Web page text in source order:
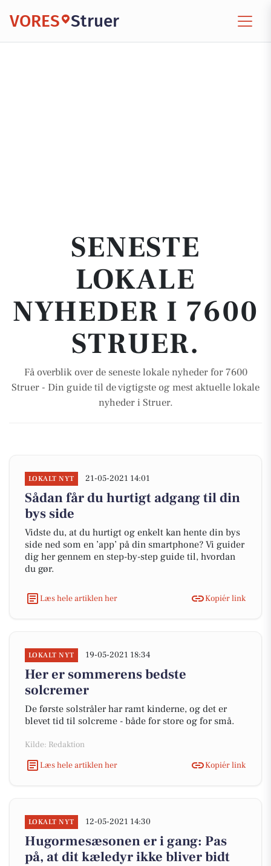
VORES Struer
SENESTE
LOKALE
NYHEDER I 7600
STRUER.
Få overblik over de seneste lokale nyheder for 7600
Struer - Din guide til de vigtigste og mest aktuelle lokale
nyheder i Struer.
LOKALT NYT 21-05-2021 14:01
Sådan får du hurtigt adgang til din
bys side
Vidste du, at du hurtigt og enkelt kan hente din bys
side ned som en ’app’ på din smartphone? Vi guider
dig her gennem en step-by-step guide til, hvordan
du gør.
Læs hele artiklen her Kopiér link
LOKALT NYT 19-05-2021 18:34
Her er sommerens bedste
solcremer
De første solstråler har ramt kinderne, og det er
blevet tid til solcreme - både for store og for små.
Kilde: Redaktion
Læs hele artiklen her
Kopiér link
LOKALT NYT 12-05-2021 14:30
Hugormesæsonen er i gang: Pas
på, at dit kæledyr ikke bliver bidt